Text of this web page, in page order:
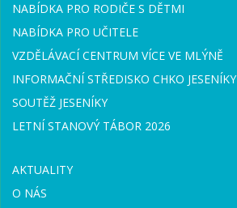
NABÍDKA PRO RODIČE S DĚTMI
NABÍDKA PRO UČITELE
VZDĚLÁVACÍ CENTRUM VÍCE VE MLÝNĚ
INFORMAČNÍ STŘEDISKO CHKO JESENÍKY
SOUTĚŽ JESENÍKY
LETNÍ STANOVÝ TÁBOR 2026
AKTUALITY
O NÁS